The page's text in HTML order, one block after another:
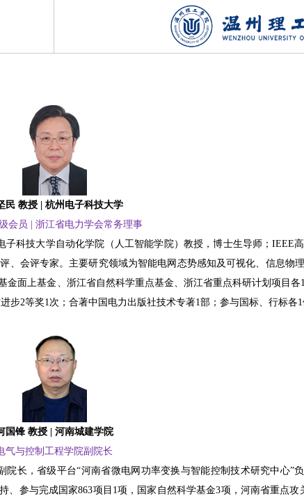
民 教授 | 杭州电子科技大学
会员 | 浙江省电力学会常务理事
科技大学自动化学院（人工智能学院）教授，博士生导师；IEEE
会评专家。主要研究领域为智能电网态势感知及可视化、信息物
面上基金、浙江省自然科学重点基金、浙江省重点科研计划项目
2等奖1次；合著中国电力出版社技术专著1部；参与国标、行标各1
国锋 教授 | 河南城建学院
气与控制工程学院副院长
，省级平台“河南省微电网功率变换与智能控制技术研究中心”负
参与完成国家863项目1项，国家自然科学基金3项，河南省重点